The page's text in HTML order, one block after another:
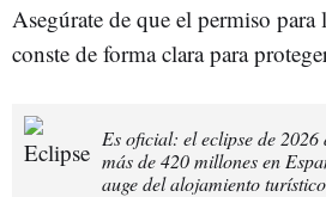
Asegúrate de que el permiso para
conste de forma clara para
Es oficial: el eclipse de
más de 420 millones en
auge del alojamiento